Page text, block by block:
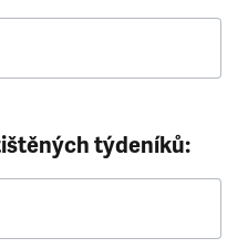
týdeníků: